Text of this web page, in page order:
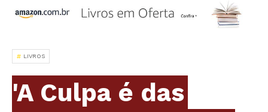
LIVROS
'A Culpa é das